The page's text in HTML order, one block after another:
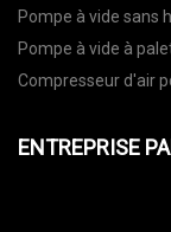
Pompe à vide sans
Pompe à vide à
rotatives
Compresseur d'air
ENTREPRISE